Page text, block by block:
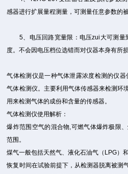
感器进行扩展量程测量，可测量任意参数的被
5、电压回路宽量限：电压zui大可测量
度。不会因电压档位选错而对仪器本身有所损
气体检测仪是一种气体泄露浓度检测的仪
气体检测仪。主要利用气体传感器来检测环
用来检测气体的成份和含量的传感器。
气体检测仪使用解析：
爆炸范围空气的混合物,可燃气体爆炸极限
范围。
煤气一般包括天然气、液化石油气（LPG）
恢复时间在试验前提下，从检测器脱离被测